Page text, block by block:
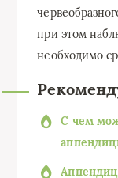
при этом
необходимо
С чем